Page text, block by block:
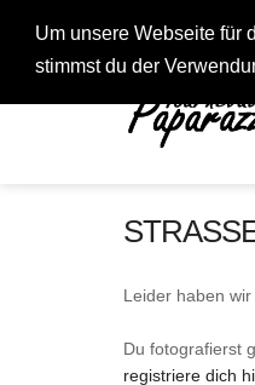
Um unsere Webseite für
stimmst du der
Fotos rund um
Leider haben
Du fotografierst
registriere dich